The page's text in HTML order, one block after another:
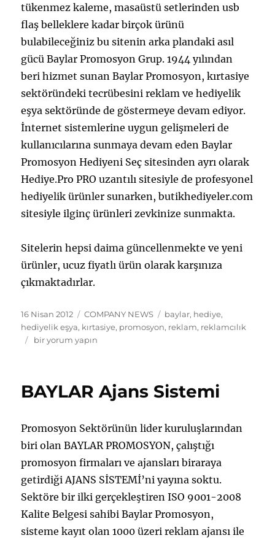
tükenmez kaleme, masaüstü setlerinden usb
flaş belleklere kadar birçok ürünü
bulabileceğiniz bu sitenin arka plandaki asıl
gücü Baylar Promosyon Grup. 1944 yılından
beri hizmet sunan Baylar Promosyon, kırtasiye
sektöründeki tecrübesini reklam ve hediyelik
eşya sektöründe de göstermeye devam ediyor.
İnternet sistemlerine uygun gelişmeleri de
kullanıcılarına sunmaya devam eden Baylar
Promosyon Hediyeni Seç sitesinden ayrı olarak
Hediye.Pro PRO uzantılı sitesiyle de profesyonel
hediyelik ürünler sunarken, butikhediyeler.com
sitesiyle ilginç ürünleri zevkinize sunmakta.
Sitelerin hepsi daima güncellenmekte ve yeni
ürünler, ucuz fiyatlı ürün olarak karşınıza
çıkmaktadırlar.
Yayın
tarihi
16 Nisan 2012 Kategoriler
COMPANY NEWS Etiketler
baylar, hediye,
hediyelik eşya, kırtasiye, promosyon, reklam, reklamcılık
Hediyenisec
Eşya
bir yorum yapın
BAYLAR Ajans Sistemi
Promosyon Sektörünün lider kuruluşlarından
biri olan BAYLAR PROMOSYON, çalıştığı
promosyon firmaları ve ajansları biraraya
getirdiği AJANS SİSTEMİ’ni yayına soktu.
Sektöre bir ilki gerçekleştiren ISO 9001-2008
Kalite Belgesi sahibi Baylar Promosyon,
sisteme kayıt olan 1000 üzeri reklam ajansı ile